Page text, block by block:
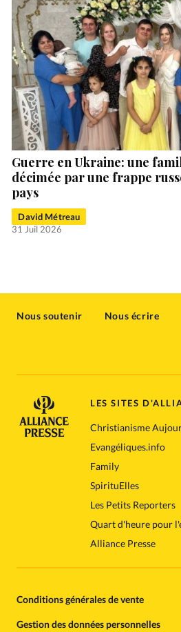
Guerre en Ukraine: une
décimée par une frappe
pays
David Métreau
31 Juil 2026
Nous soutenir Nous écrire
LES SITES
Christianisme
Evangéliques.info
Family
SpirituElles
Les Petits Reporters
Quart d'heure pour
Alliance Presse
Conditions générales de vente
Gestion des données personnelles